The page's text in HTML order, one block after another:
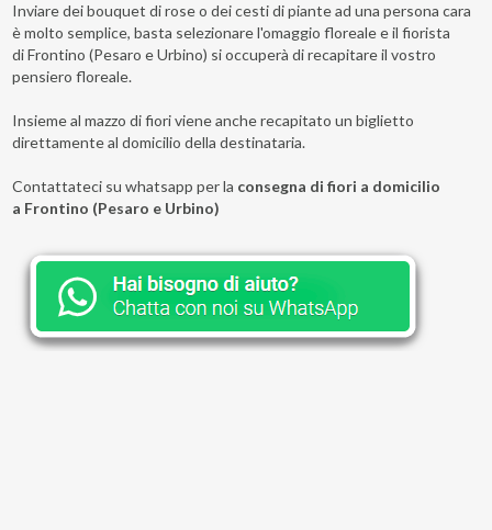
Inviare dei bouquet di rose o dei cesti di piante ad una persona cara
è molto semplice, basta selezionare l'omaggio floreale e il fiorista
di Frontino (Pesaro e Urbino) si occuperà di recapitare il vostro
pensiero floreale.
Insieme al mazzo di fiori viene anche recapitato un biglietto
direttamente al domicilio della destinataria.
Contattateci su whatsapp per la consegna di fiori a domicilio
a Frontino (Pesaro e Urbino)